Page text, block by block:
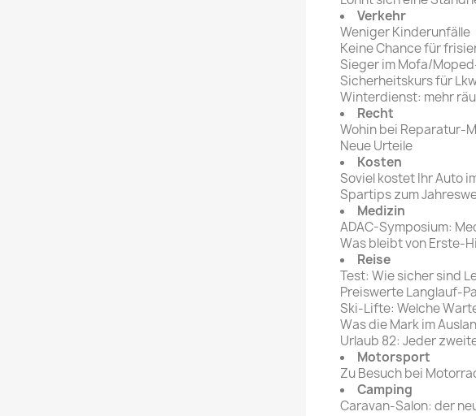
TAGES &
WOCHENZEITUNGEN
Bildzeitung
Frankfurter Allgemeine
Magazin
Frankfurter Illustrierte
Verkehr
Weniger Kinderunfälle
Keine Chance für
Sieger im Mofa/
Sicherheitskurs für
Winterdienst: mehr
Recht
Wohin bei Reparatur-
Neue Urteile
Kosten
Soviel kostet Ihr Auto
Spartips zum
Medizin
ADAC-Symposium:
Was bleibt von Erste-
Reise
Test: Wie sicher sind
Preiswerte Langlauf-
Ski-Lifte: Welche
Was die Mark im
Urlaub 82: Jeder
Motorsport
Zu Besuch bei
Camping
Caravan-Salon: der